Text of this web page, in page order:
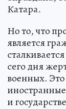
Катара.
Но то, что
является
сего дня
военных.
и